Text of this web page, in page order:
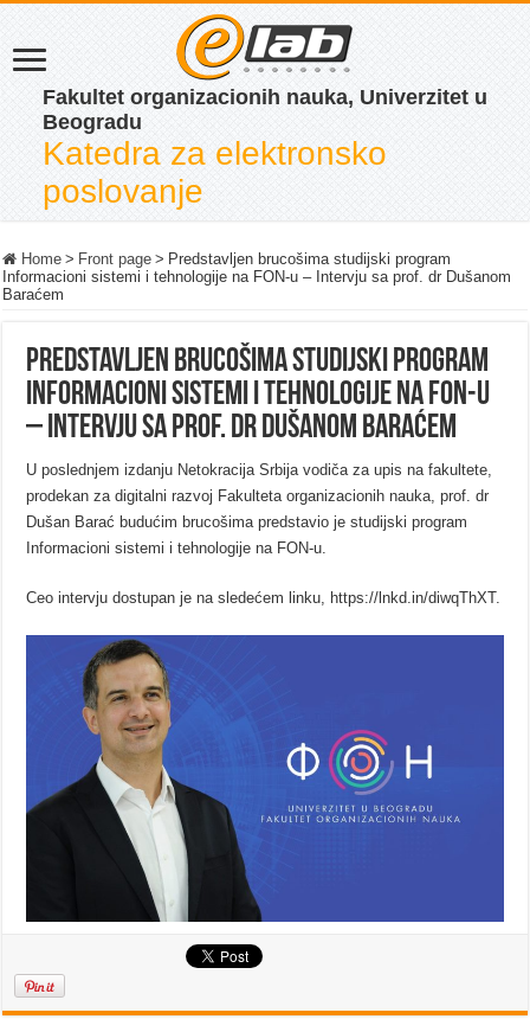
Fakultet organizacionih nauka, Univerzitet u
Beogradu
Katedra za elektronsko
poslovanje
Home > Front page > Predstavljen brucošima studijski program
Informacioni sistemi i tehnologije na FON-u – Intervju sa prof. dr Dušanom
Baraćem
Predstavljen brucošima studijski program
Informacioni sistemi i tehnologije na FON-u
– Intervju sa prof. dr Dušanom Baraćem
U poslednjem izdanju Netokracija Srbija vodiča za upis na fakultete,
prodekan za digitalni razvoj Fakulteta organizacionih nauka, prof. dr
Dušan Barać budućim brucošima predstavio je studijski program
Informacioni sistemi i tehnologije na FON-u.
Ceo intervju dostupan je na sledećem linku, https://lnkd.in/diwqThXT.